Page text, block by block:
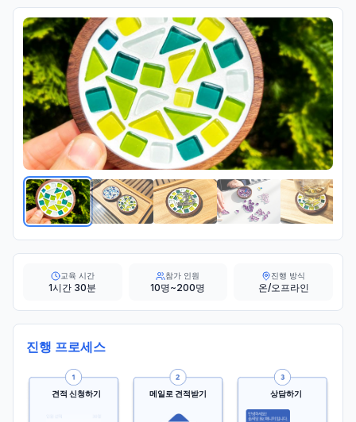
교육 시간
1시간 30분
참가 인원
10명~200명
진행 방식
온/오프라인
진행 프로세스
견적 신청하기 메일로 견적받기 상담하기